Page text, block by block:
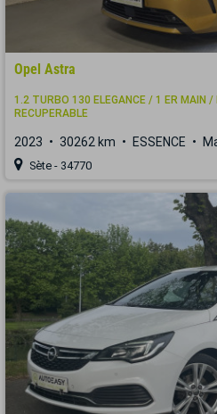
Opel Astra
1.2 TURBO 130 ELEGANCE / 1 ER MAIN
RECUPERABLE
2023 30262 km ESSENCE
Sète - 34770